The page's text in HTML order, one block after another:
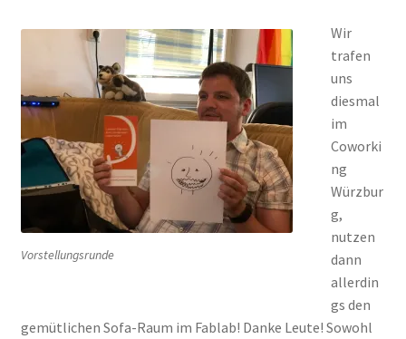
Vorstellungsrunde
Wir
trafen
uns
diesmal
im
Coworki
ng
Würzbur
g,
nutzen
dann
allerdin
gs den
gemütlichen Sofa-Raum im Fablab! Danke Leute! Sowohl